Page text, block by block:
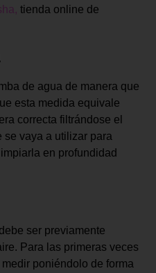
tienda online de
de agua de manera que
esta medida equivale
correcta filtrándose el
se vaya a utilizar para
en profundidad
ser previamente
Para las primeras veces
poniéndolo de forma